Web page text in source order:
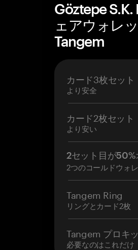
Göztepe S.K.
ェアウォレ
Tangem
カード3枚セット
より安全
カード2枚セット
より安い
2セット目が50%
2つのコールドウォ
Tangem Ring
リングとカード2枚
Tangem プロキ
必要なのはこれだけ